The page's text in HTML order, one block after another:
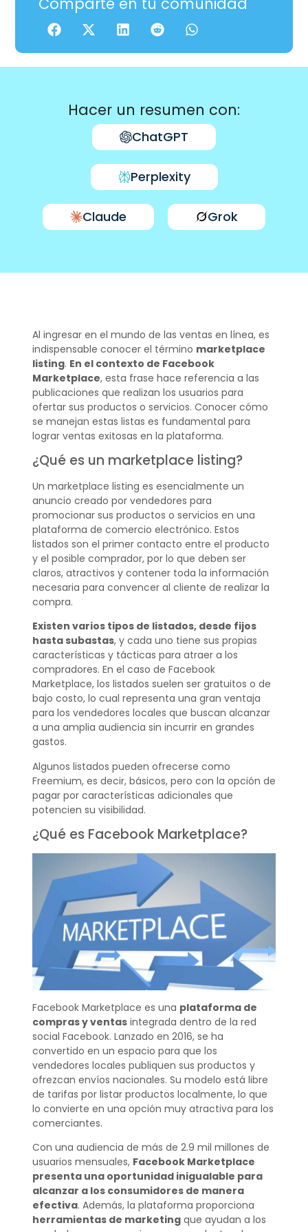
Hacer un resumen con:
ChatGPT
Perplexity
Claude Grok
Al ingresar en el mundo de las ventas en línea, es
indispensable conocer el término marketplace
listing. En el contexto de Facebook
Marketplace, esta frase hace referencia a las
publicaciones que realizan los usuarios para
ofertar sus productos o servicios. Conocer cómo
se manejan estas listas es fundamental para
lograr ventas exitosas en la plataforma.
¿Qué es un marketplace listing?
Un marketplace listing es esencialmente un
anuncio creado por vendedores para
promocionar sus productos o servicios en una
plataforma de comercio electrónico. Estos
listados son el primer contacto entre el producto
y el posible comprador, por lo que deben ser
claros, atractivos y contener toda la información
necesaria para convencer al cliente de realizar la
compra.
Existen varios tipos de listados, desde fijos
hasta subastas, y cada uno tiene sus propias
características y tácticas para atraer a los
compradores. En el caso de Facebook
Marketplace, los listados suelen ser gratuitos o de
bajo costo, lo cual representa una gran ventaja
para los vendedores locales que buscan alcanzar
a una amplia audiencia sin incurrir en grandes
gastos.
Algunos listados pueden ofrecerse como
Freemium, es decir, básicos, pero con la opción de
pagar por características adicionales que
potencien su visibilidad.
¿Qué es Facebook Marketplace?
Facebook Marketplace es una plataforma de
compras y ventasintegrada dentro de la red
social Facebook. Lanzado en 2016, se ha
convertido en un espacio para que los
vendedores locales publiquen sus productos y
ofrezcan envíos nacionales. Su modelo está libre
de tarifas por listar productos localmente, lo que
lo convierte en una opción muy atractiva para los
comerciantes.
Con una audiencia de más de 2.9 mil millones de
usuarios mensuales, Facebook Marketplace
presenta una oportunidad inigualable para
alcanzar a los consumidores de manera
efectiva. Además, la plataforma proporciona
herramientas de marketingque ayudan a los